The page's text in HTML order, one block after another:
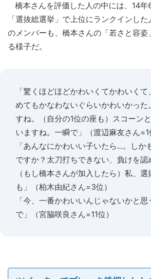
橋本さんを評価した人の中には、14年
「選抜総選挙」で上位にランクインし
のメンバーも、橋本さんの「若さと容姿
る様子だ。
「驚くほどほどかわいくてかわいく
めてもかなわないぐらいかわいかった
すね。（自分の1位の座も）スコーン
いますね。一瞬で」（渡辺麻友さん=1
「あんなにかわいい子いたら...。しか
ですか？太刀打ちできない、負けを認
（もし橋本さんが加入したら）私、
も」（柏木由紀さん=3位）
「今、一番かわいいんじゃないかと
で」（宮脇咲良さん=11位）